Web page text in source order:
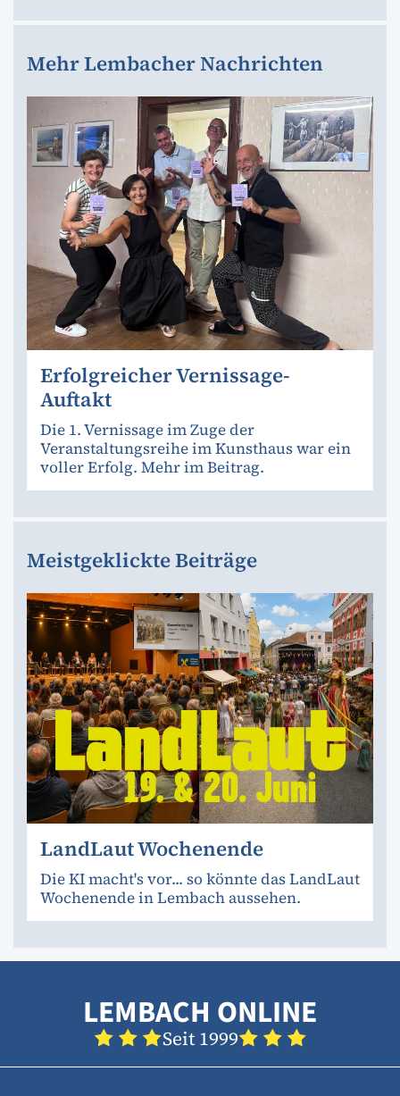
Mehr Lembacher Nachrichten
Erfolgreicher Vernissage-
Auftakt
Die 1. Vernissage im Zuge der
Veranstaltungsreihe im Kunsthaus war ein
voller Erfolg. Mehr im Beitrag.
Meistgeklickte Beiträge
LandLaut Wochenende
Die KI macht's vor... so könnte das LandLaut
Wochenende in Lembach aussehen.
LEMBACH ONLINE
Seit 1999